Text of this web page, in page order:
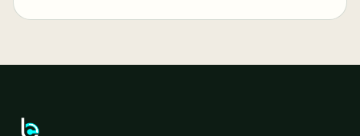
Moment